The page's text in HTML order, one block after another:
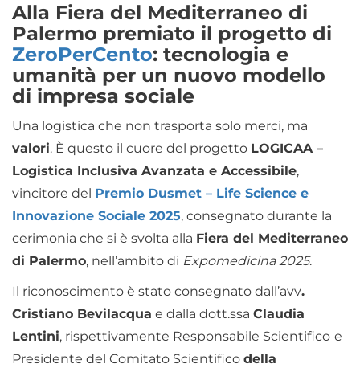
Alla Fiera del Mediterraneo di
Palermo premiato il progetto di
ZeroPerCento: tecnologia e
umanità per un nuovo modello
di impresa sociale
Una logistica che non trasporta solo merci, ma
valori. È questo il cuore del progetto LOGICAA –
Logistica Inclusiva Avanzata e Accessibile,
vincitore del Premio Dusmet – Life Science e
Innovazione Sociale 2025, consegnato durante la
cerimonia che si è svolta alla Fiera del Mediterraneo
di Palermo, nell’ambito di Expomedicina 2025.
Il riconoscimento è stato consegnato dall’avv.
Cristiano Bevilacqua e dalla dott.ssa Claudia
Lentini, rispettivamente Responsabile Scientifico e
Presidente del Comitato Scientifico della